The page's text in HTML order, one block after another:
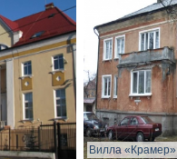
Вилла «Крамер»